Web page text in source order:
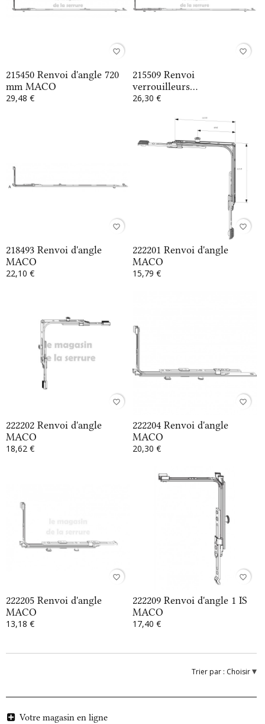
favorite_border
215450 Renvoi d'angle 720
mm MACO
29,48 €
favorite_border
215509 Renvoi
verrouilleurs...
26,30 €
favorite_border
218493 Renvoi d'angle
MACO
22,10 €
favorite_border
222201 Renvoi d'angle
MACO
15,79 €
favorite_border
222202 Renvoi d'angle
MACO
18,62 €
favorite_border
222204 Renvoi d'angle
MACO
20,30 €
favorite_border
222205 Renvoi d'angle
MACO
13,18 €
favorite_border
222209 Renvoi d'angle 1 IS
MACO
17,40 €
Trier par : Choisir
Votre magasin en ligne